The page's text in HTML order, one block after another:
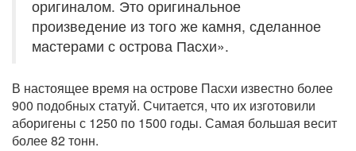
оригиналом. Это оригинальное
произведение из того же камня, сделанное
мастерами с острова Пасхи».
В настоящее время на острове Пасхи известно более
900 подобных статуй. Считается, что их изготовили
аборигены с 1250 по 1500 годы. Самая большая весит
более 82 тонн.